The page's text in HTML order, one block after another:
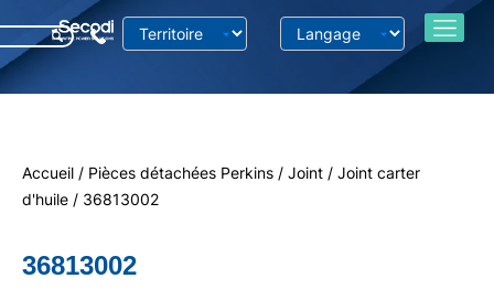
Accueil / Pièces détachées Perkins / Joint / Joint carter
d'huile / 36813002
36813002